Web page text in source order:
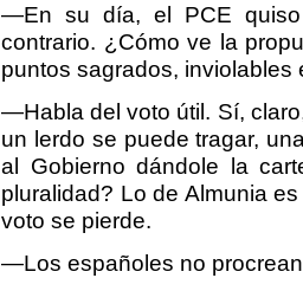
—En su día, el PCE quiso
contrario. ¿Cómo ve la
puntos sagrados, inviolables
—Habla del voto útil. Sí,
un lerdo se puede tragar,
al Gobierno dándole la
pluralidad? Lo de Almunia
voto se pierde.
—Los españoles no